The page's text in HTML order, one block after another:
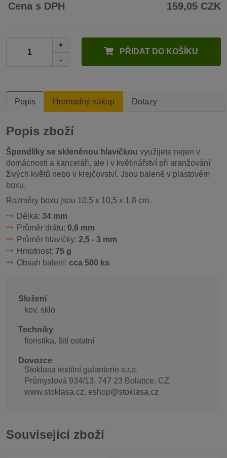
Cena s DPH 159,05 CZK
+
-
PŘIDAT DO KOŠÍKU
Popis Hromadný nákup Dotazy
Popis zboží
Špendlíky se skleněnou hlavičkou využijete nejen v
domácnosti a kanceláři, ale i v květinářství při aranžování
živých květů nebo v krejčovství. Jsou balené v plastovém
boxu.
Rozměry boxu jsou 10,5 x 10,5 x 1,8 cm.
Délka: 34 mm
Průměr drátu: 0,6 mm
Průměr hlavičky: 2,5 - 3 mm
Hmotnost: 75 g
Obsah balení: cca 500 ks
Složení
kov, sklo
Techniky
floristika, šití ostatní
Dovozce
Stoklasa textilní galanterie s.r.o.
Průmyslová 934/13, 747 23 Bolatice, CZ
www.stoklasa.cz, eshop@stoklasa.cz
Související zboží